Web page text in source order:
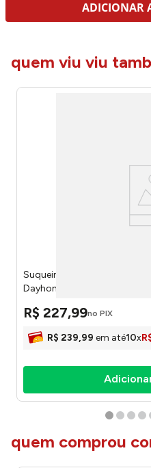
ADICIONAR
quem viu viu
Suqueira Lapidado Losango
Dayhome
R$ 227,99no PIX
R$ 239,99 em até10x
quem comprou